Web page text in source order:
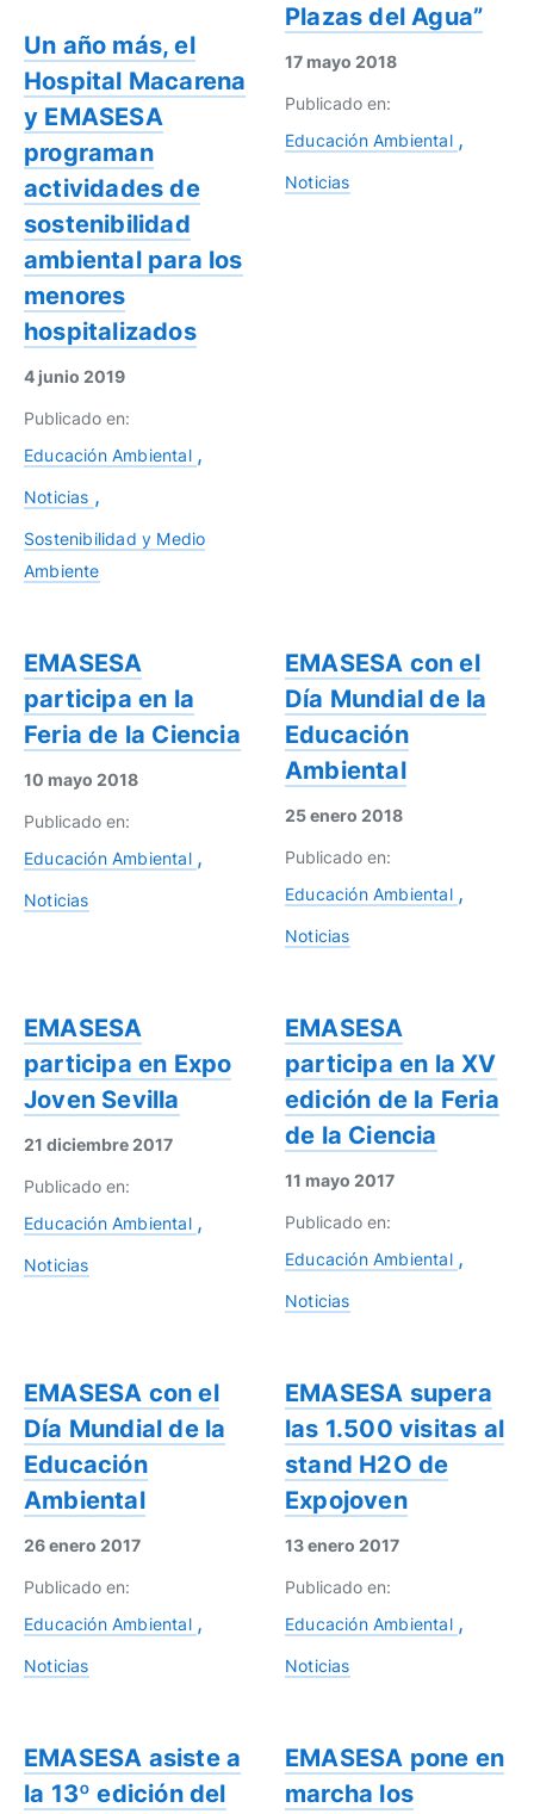
Un año más, el
Hospital Macarena
y EMASESA
programan
actividades de
sostenibilidad
ambiental para los
menores
hospitalizados
4 junio 2019
Publicado en:
Educación Ambiental
Noticias
Sostenibilidad y Medio
Ambiente
Plazas del Agua”
17 mayo 2018
Publicado en:
Educación Ambiental
Noticias
EMASESA
participa en la
Feria de la Ciencia
10 mayo 2018
Publicado en:
Educación Ambiental
Noticias
EMASESA con el
Día Mundial de la
Educación
Ambiental
25 enero 2018
Publicado en:
Educación Ambiental
Noticias
EMASESA
participa en Expo
Joven Sevilla
21 diciembre 2017
Publicado en:
Educación Ambiental
Noticias
EMASESA
participa en la XV
edición de la Feria
de la Ciencia
11 mayo 2017
Publicado en:
Educación Ambiental
Noticias
EMASESA con el
Día Mundial de la
Educación
Ambiental
26 enero 2017
Publicado en:
Educación Ambiental
Noticias
EMASESA supera
las 1.500 visitas al
stand H2O de
Expojoven
13 enero 2017
Publicado en:
Educación Ambiental
Noticias
EMASESA asiste a
la 13º edición del
EMASESA pone en
marcha los